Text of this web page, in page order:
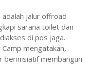
adalah jalur offroad
sarana toilet dan
di pos jaga.
mengatakan,
berinisiatif membangun